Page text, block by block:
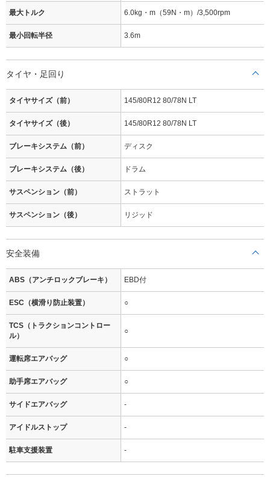
最大トルク 6.0kg・m（59N・m）/3,500rpm
最小回転半径 3.6m
タイヤ・足回り
タイヤサイズ（前） 145/80R12 80/78N LT
タイヤサイズ（後） 145/80R12 80/78N LT
ブレーキシステム（前） ディスク
ブレーキシステム（後） ドラム
サスペンション（前） ストラット
サスペンション（後） リジッド
安全装備
ABS（アンチロックブレーキ） EBD付
ESC（横滑り防止装置） ○
TCS（トラクションコントロー
ル）
○
運転席エアバッグ ○
助手席エアバッグ ○
サイドエアバッグ -
アイドルストップ -
駐車支援装置 -